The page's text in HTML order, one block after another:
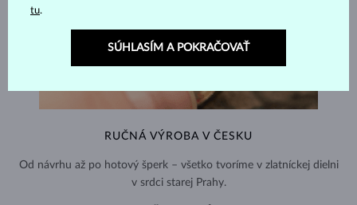
RUČNÁ VÝROBA V ČESKU
Od návrhu až po hotový šperk – všetko tvoríme v zlatníckej dielni
v srdci starej Prahy.
tu.
SÚHLASÍM A POKRAČOVAŤ